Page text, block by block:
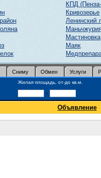
КПД
Кривозерье
Ленинский
Мастиновка
Маяк
Сниму Обмен Услуги
Жилая площадь, от-до кв.м.
-
Объявление